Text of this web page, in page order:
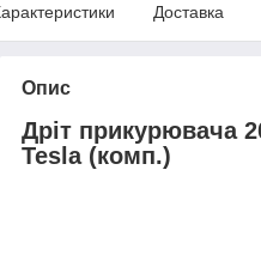
Доставка
Опис
Дріт прикурювача
Tesla (комп.)